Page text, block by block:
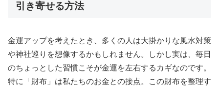
引き寄せる方法
金運アップを考えたとき、多くの人は大掛かりな風水対策
や神社巡りを想像するかもしれません。しかし実は、毎日
のちょっとした習慣こそが金運を左右するカギなのです。
特に「財布」は私たちのお金との接点。この財布を整理す